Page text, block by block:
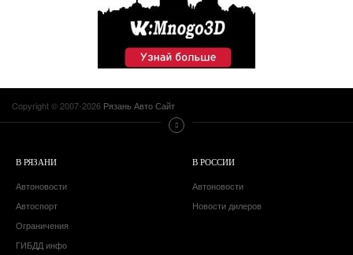
Copyright © 2007-2026 Рязань Авто Сайт
В РЯЗАНИ
Автоновости
Автоспорт
Ограничения
ГИБДД инфо
В РОССИИ
Автоновости
Новости дилеров